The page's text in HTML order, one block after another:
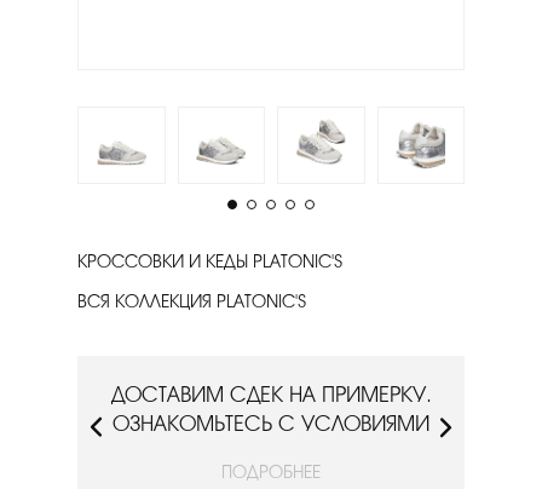
КРОССОВКИ И КЕДЫ PLATONIC'S
ВСЯ КОЛЛЕКЦИЯ PLATONIC'S
ДОСТАВИМ СДЕК НА ПРИМЕРКУ.
ОЗНАКОМЬТЕСЬ С УСЛОВИЯМИ
ПОДРОБНЕЕ